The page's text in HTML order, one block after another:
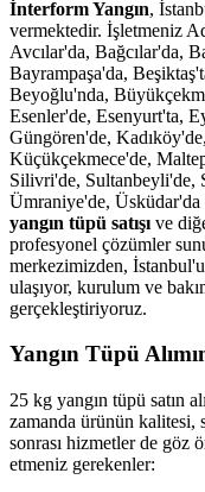
İnterform Yangın,
vermektedir. İşletmeniz
Avcılar'da, Bağcılar'da,
Bayrampaşa'da,
Beyoğlu'nda,
Esenler'de, Esenyurt'ta,
Güngören'de,
Küçükçekmece'de,
Silivri'de, Sultanbeyli'de,
Ümraniye'de,
yangın tüpü satışı ve
profesyonel çözümler
merkezimizden,
ulaşıyor, kurulum ve
gerçekleştiriyoruz.
Yangın Tüpü
25 kg yangın tüpü satın
zamanda ürünün kalitesi,
sonrası hizmetler de göz
etmeniz gerekenler: